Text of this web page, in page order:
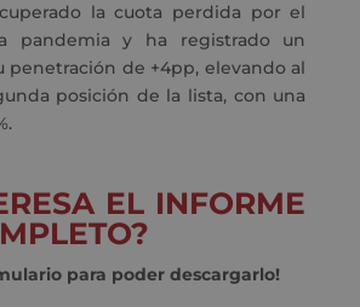
la cuota perdida por el
pandemia y ha registrado un
penetración de +4pp, elevando al
posición de la lista, con una
EL INFORME
para poder descargarlo!